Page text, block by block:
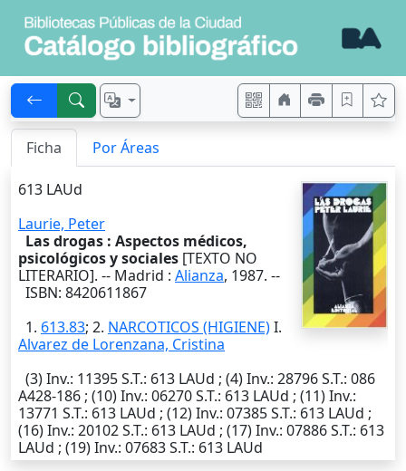
Ficha Por Áreas
613 LAUd
Laurie, Peter
Las drogas : Aspectos médicos,
psicológicos y sociales [TEXTO NO
LITERARIO]. -- Madrid : Alianza, 1987. --
ISBN: 8420611867
1. 613.83; 2. NARCOTICOS (HIGIENE)I.
Alvarez de Lorenzana, Cristina
(3)Inv.: 11395S.T.: 613 LAUd ; (4)Inv.: 28796S.T.: 086
A428-186 ; (10)Inv.: 06270S.T.: 613 LAUd ; (11)Inv.:
13771 S.T.: 613 LAUd ; (12)Inv.: 07385S.T.: 613 LAUd ;
(16)Inv.: 20102S.T.: 613 LAUd ; (17)Inv.: 07886S.T.: 613
LAUd ; (19)Inv.: 07683S.T.: 613 LAUd